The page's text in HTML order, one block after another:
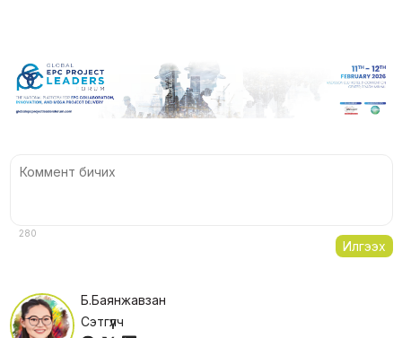
Б.Баянжавзан
Сэтгүүлч
280
Илгээх